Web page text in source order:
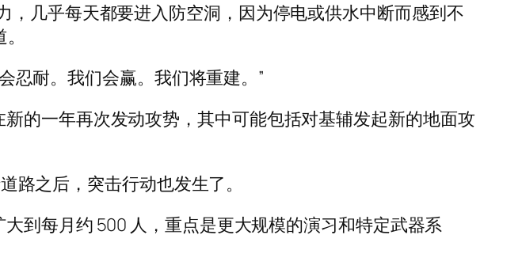
几乎每天都要进入防空洞，因为停电或供水中断而感到不
耐。我们会赢。我们将重建。”
的一年再次发动攻势，其中可能包括对基辅发起新的地面攻
路之后，突击行动也发生了。
到每月约 500 人，重点是更大规模的演习和特定武器系